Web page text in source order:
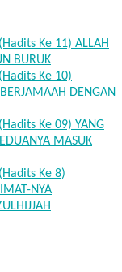
Ke 11) ALLAH
BURUK
Ke 10)
DENGAN
Ke 09) YANG
MASUK
Ke 8)
NYA